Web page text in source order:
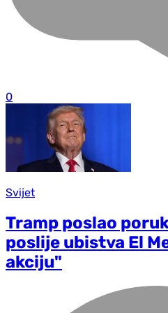
0
Svijet
Tramp poslao
poslije ubistva El
akciju"